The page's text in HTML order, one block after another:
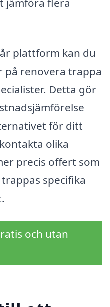
plattform kan du
renovera trappa
Detta gör
för ditt
olika
precis offert som
specifika
och utan